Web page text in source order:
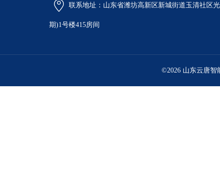
联系地址：山东省潍坊高新区新城街道玉清社区
期)1号楼415房间
©2026 山东云唐